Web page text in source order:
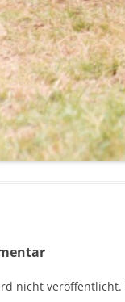
nicht veröffentlicht.